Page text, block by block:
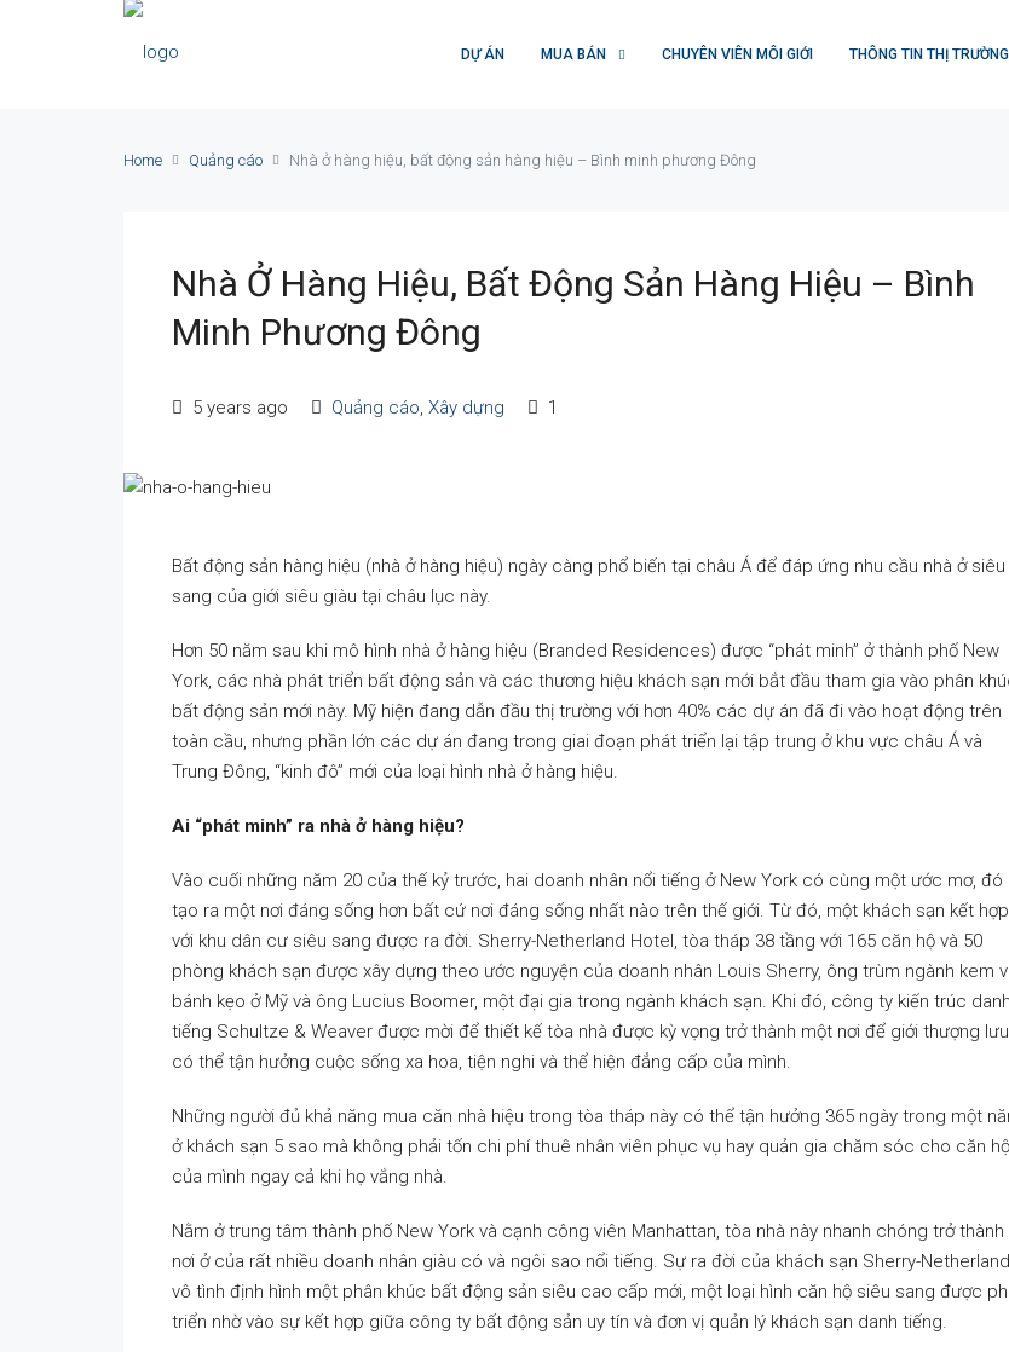
DỰ ÁN MUA BÁN CHUYÊN VIÊN MÔI GIỚI THÔNG TIN THỊ TRƯỜNG
Home Quảng cáo Nhà ở hàng hiệu, bất động sản hàng hiệu – Bình minh phương Đông
Nhà Ở Hàng Hiệu, Bất Động Sản Hàng Hiệu – Bình
Minh Phương Đông
5 years ago Quảng cáo, Xây dựng 1
Bất động sản hàng hiệu (nhà ở hàng hiệu) ngày càng phổ biến tại châu Á để đáp ứng nhu cầu nhà ở siêu
sang của giới siêu giàu tại châu lục này.
Hơn 50 năm sau khi mô hình nhà ở hàng hiệu (Branded Residences) được “phát minh” ở thành phố New
York, các nhà phát triển bất động sản và các thương hiệu khách sạn mới bắt đầu tham gia vào phân
bất động sản mới này. Mỹ hiện đang dẫn đầu thị trường với hơn 40% các dự án đã đi vào hoạt động trên
toàn cầu, nhưng phần lớn các dự án đang trong giai đoạn phát triển lại tập trung ở khu vực châu Á và
Trung Đông, “kinh đô” mới của loại hình nhà ở hàng hiệu.
Ai “phát minh” ra nhà ở hàng hiệu?
Vào cuối những năm 20 của thế kỷ trước, hai doanh nhân nổi tiếng ở New York có cùng một ước mơ, đó
tạo ra một nơi đáng sống hơn bất cứ nơi đáng sống nhất nào trên thế giới. Từ đó, một khách sạn kết hợp
với khu dân cư siêu sang được ra đời. Sherry-Netherland Hotel, tòa tháp 38 tầng với 165 căn hộ và 50
phòng khách sạn được xây dựng theo ước nguyện của doanh nhân Louis Sherry, ông trùm ngành kem
bánh kẹo ở Mỹ và ông Lucius Boomer, một đại gia trong ngành khách sạn. Khi đó, công ty kiến trúc danh
tiếng Schultze & Weaver được mời để thiết kế tòa nhà được kỳ vọng trở thành một nơi để giới thượng lưu
có thể tận hưởng cuộc sống xa hoa, tiện nghi và thể hiện đẳng cấp của mình.
Những người đủ khả năng mua căn nhà hiệu trong tòa tháp này có thể tận hưởng 365 ngày trong một
ở khách sạn 5 sao mà không phải tốn chi phí thuê nhân viên phục vụ hay quản gia chăm sóc cho căn hộ
của mình ngay cả khi họ vắng nhà.
Nằm ở trung tâm thành phố New York và cạnh công viên Manhattan, tòa nhà này nhanh chóng trở thành
nơi ở của rất nhiều doanh nhân giàu có và ngôi sao nổi tiếng. Sự ra đời của khách sạn Sherry-Netherland
vô tình định hình một phân khúc bất động sản siêu cao cấp mới, một loại hình căn hộ siêu sang được
triển nhờ vào sự kết hợp giữa công ty bất động sản uy tín và đơn vị quản lý khách sạn danh tiếng.